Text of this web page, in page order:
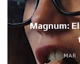
Magnum: